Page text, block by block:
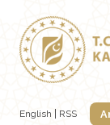
English RSS